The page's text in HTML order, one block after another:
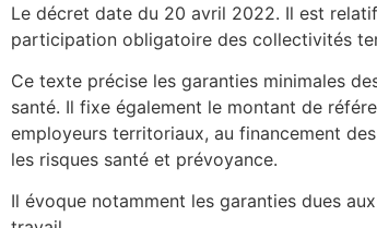
Le décret date du 20 avril 2022. Il est
participation obligatoire des collectivités
Ce texte précise les garanties minimales
santé. Il fixe également le montant de
employeurs territoriaux, au financement
les risques santé et prévoyance.
Il évoque notamment les garanties dues